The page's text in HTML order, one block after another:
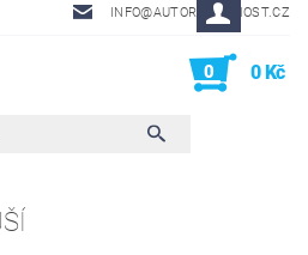
INFO@AUTORADIA-MOST.CZ
0 0 Kč